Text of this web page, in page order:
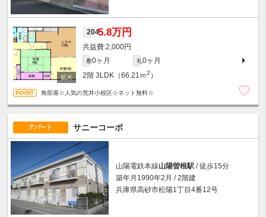
2045.8万円
2,000円
敷0ヶ月 礼0ヶ月
2階 3LDK（66.21ｍ2 ）
角部屋☆人気の荒井小校区☆ネット無料☆
アパート サニーコーポ
山陽電鉄本線山陽曽根駅 / 徒歩15分
築年月1990年2月 / 2階建
兵庫県高砂市松陽1丁目4番12号